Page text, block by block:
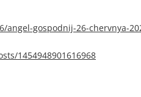
angel-gospodnij-26-chervnya-
1454948901616968